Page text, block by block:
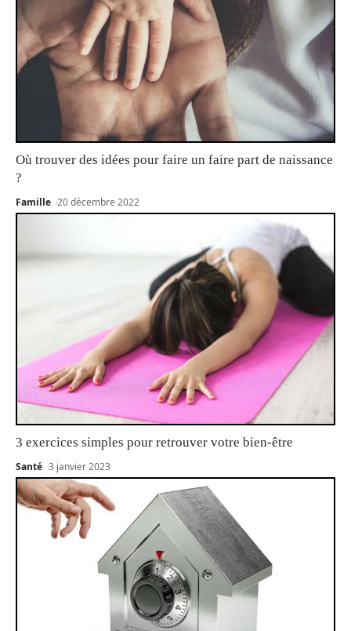
Où trouver des idées pour faire un faire part de naissance
?
Famille 20 décembre 2022
3 exercices simples pour retrouver votre bien-être
Santé 3 janvier 2023